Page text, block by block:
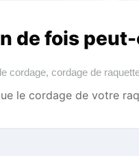
de fois
cordage, cordage de
le cordage de votre